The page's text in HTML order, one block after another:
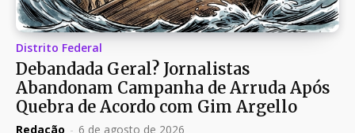
Distrito Federal
Debandada Geral? Jornalistas
Abandonam Campanha de Arruda Após
Quebra de Acordo com Gim Argello
Redação - 6 de agosto de 2026